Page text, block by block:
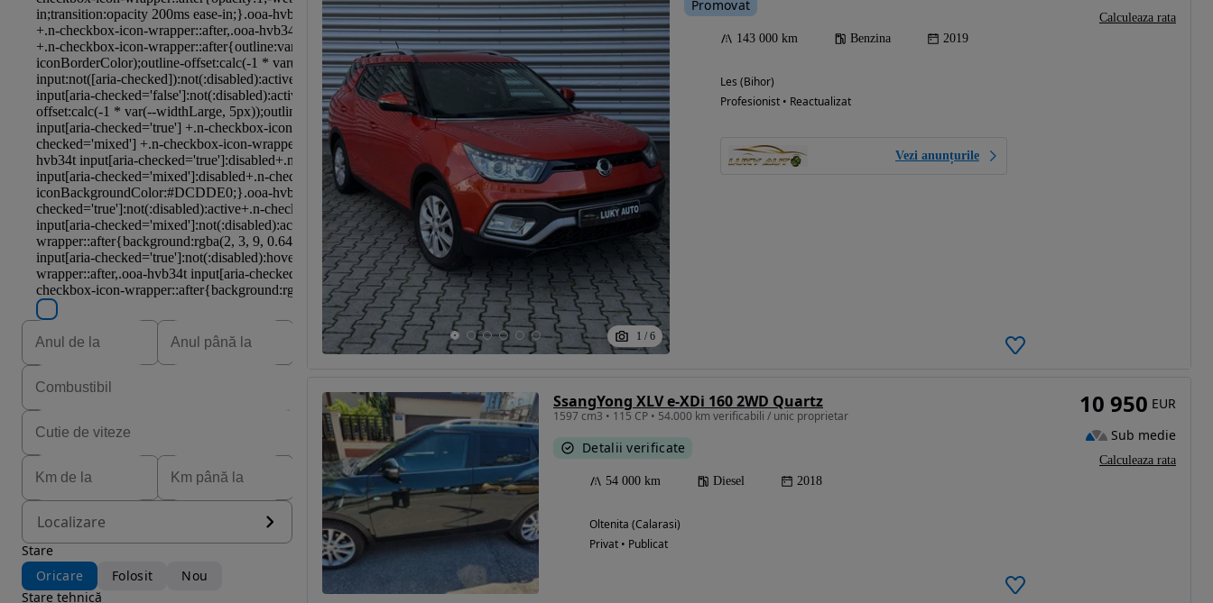
Eligibil pentru
finantare
Localizare
Stare
Oricare
Folosit
Nou
Stare tehnică
1 / 6
Promovat
143 000 km Benzina 2019
Les (Bihor)
Profesionist • Reactualizat
Vezi anunțurile
Calculeaza rata
SsangYong XLV e-XDi 160 2WD Quartz
1597 cm3 • 115 CP • 54.000 km verificabili / unic proprietar
Detalii verificate
54 000 km Diesel 2018
Oltenita (Calarasi)
Privat • Publicat
10 950 EUR
Sub medie
Calculeaza rata